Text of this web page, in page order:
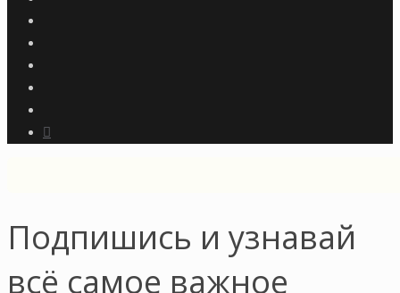
Подпишись и узнавай
всё самое важное